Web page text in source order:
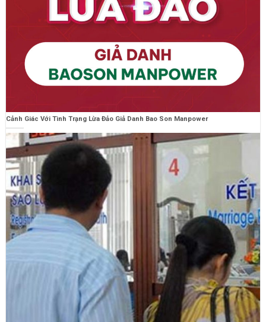
Cảnh Giác Với Tình Trạng Lừa Đảo Giả Danh Bao Son Manpower